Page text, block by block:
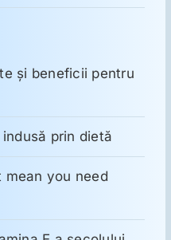
și beneficii pentru
prin dietă
mean you need